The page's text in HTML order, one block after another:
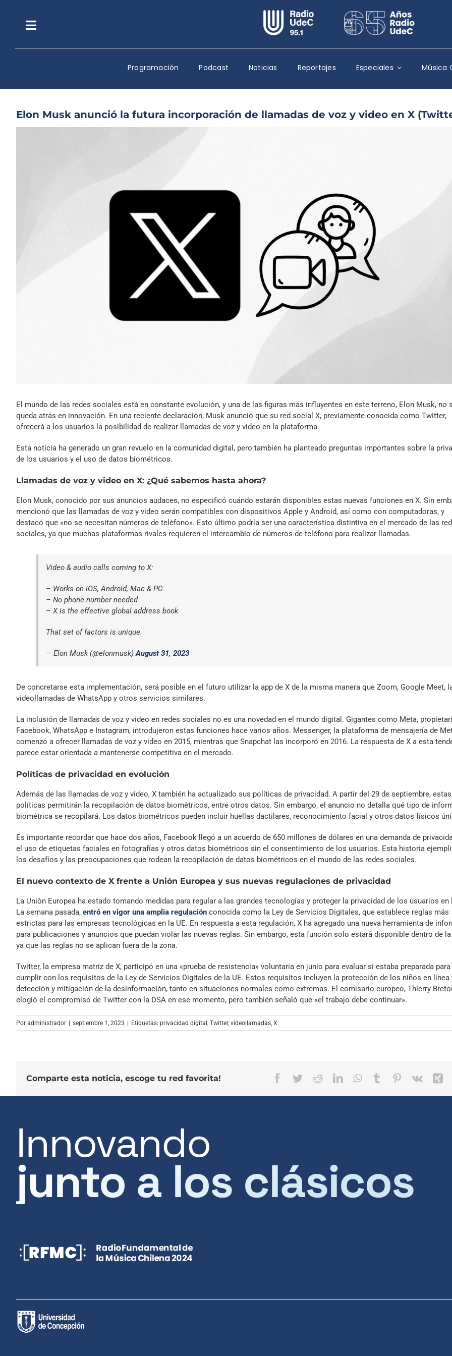
contenidoToggle
Navigation
Escuchar Radio UdeC en vivo
Quiénes Somos
Programación
Música Clásica
Especiales
Archivo Sonoro
Programación Podcast Noticias Reportajes Especiales Música
Elon Musk anunció la futura incorporación de llamadas de voz y video en X
El mundo de las redes sociales está en constante evolución, y una de las figuras más influyentes en este terreno, Elon Musk, no
queda atrás en innovación. En una reciente declaración, Musk anunció que su red social X, previamente conocida como Twitter,
ofrecerá a los usuarios la posibilidad de realizar llamadas de voz y video en la plataforma.
Esta noticia ha generado un gran revuelo en la comunidad digital, pero también ha planteado preguntas importantes sobre la
de los usuarios y el uso de datos biométricos.
Llamadas de voz y video en X: ¿Qué sabemos hasta ahora?
Elon Musk, conocido por sus anuncios audaces, no especificó cuándo estarán disponibles estas nuevas funciones en X. Sin
mencionó que las llamadas de voz y video serán compatibles con dispositivos Apple y Android, así como con computadoras, y
destacó que «no se necesitan números de teléfono». Esto último podría ser una característica distintiva en el mercado de las
sociales, ya que muchas plataformas rivales requieren el intercambio de números de teléfono para realizar llamadas.
Video & audio calls coming to X:
– Works on iOS, Android, Mac & PC
– No phone number needed
– X is the effective global address book
That set of factors is unique.
— Elon Musk (@elonmusk)August 31, 2023
De concretarse esta implementación, será posible en el futuro utilizar la app de X de la misma manera que Zoom, Google Meet,
videollamadas de WhatsApp y otros servicios similares.
La inclusión de llamadas de voz y video en redes sociales no es una novedad en el mundo digital. Gigantes como Meta,
Facebook, WhatsApp e Instagram, introdujeron estas funciones hace varios años. Messenger, la plataforma de mensajería de
comenzó a ofrecer llamadas de voz y video en 2015, mientras que Snapchat las incorporó en 2016. La respuesta de X a esta
parece estar orientada a mantenerse competitiva en el mercado.
Políticas de privacidad en evolución
Además de las llamadas de voz y video, X también ha actualizado sus políticas de privacidad. A partir del 29 de septiembre, estas
políticas permitirán la recopilación de datos biométricos, entre otros datos. Sin embargo, el anuncio no detalla qué tipo de
biométrica se recopilará. Los datos biométricos pueden incluir huellas dactilares, reconocimiento facial y otros datos físicos
Es importante recordar que hace dos años, Facebook llegó a un acuerdo de 650 millones de dólares en una demanda de
el uso de etiquetas faciales en fotografías y otros datos biométricos sin el consentimiento de los usuarios. Esta historia
los desafíos y las preocupaciones que rodean la recopilación de datos biométricos en el mundo de las redes sociales.
El nuevo contexto de X frente a Unión Europea y sus nuevas regulaciones de privacidad
La Unión Europea ha estado tomando medidas para regular a las grandes tecnologías y proteger la privacidad de los usuarios en
La semana pasada, entró en vigor una amplia regulación conocida como la Ley de Servicios Digitales, que establece reglas más
estrictas para las empresas tecnológicas en la UE. En respuesta a esta regulación, X ha agregado una nueva herramienta de
para publicaciones y anuncios que puedan violar las nuevas reglas. Sin embargo, esta función solo estará disponible dentro de la
ya que las reglas no se aplican fuera de la zona.
Twitter, la empresa matriz de X, participó en una «prueba de resistencia» voluntaria en junio para evaluar si estaba preparada para
cumplir con los requisitos de la Ley de Servicios Digitales de la UE. Estos requisitos incluyen la protección de los niños en línea
detección y mitigación de la desinformación, tanto en situaciones normales como extremas. El comisario europeo, Thierry
elogió el compromiso de Twitter con la DSA en ese momento, pero también señaló que «el trabajo debe continuar».
Por administrador septiembre 1, 2023 Etiquetas: privacidad digital , Twitter, videollamadas, X
Comparte esta noticia, escoge tu red favorita! Facebook
TwitterRedditLinkedInWhatsApp
TumblrPinterest
Vk
Innovando
junto a los clásicos